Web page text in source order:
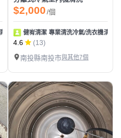
洗保養
$2,000/個
健峟清潔 專業清洗冷氣/洗衣機清洗
4.6
(13)
南投縣南投市與其他7個